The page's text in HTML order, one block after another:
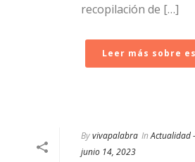
recopilación de […]
Leer más sobre
Byvivapalabra In Actualidad
junio 14, 2023